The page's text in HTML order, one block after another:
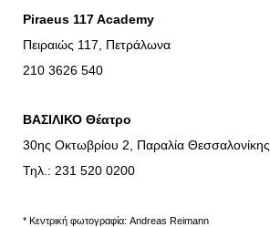
Piraeus 117 Academy
Πειραιώς 117, Πετράλωνα
210 3626 540
ΒΑΣΙΛΙΚΟ Θέατρο
30ης Οκτωβρίου 2, Παραλία Θεσσαλονίκης
Τηλ.: 231 520 0200
* Κεντρική φωτογραφία: Andreas Reimann